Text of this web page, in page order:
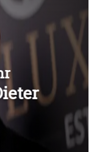
Überspringen